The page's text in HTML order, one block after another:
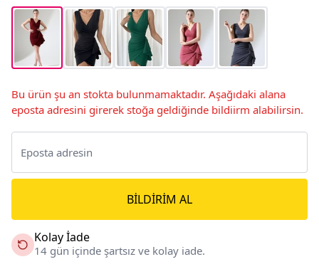
Bu ürün şu an stokta bulunmamaktadır. Aşağıdaki alana
eposta adresini girerek stoğa geldiğinde bildiirm alabilirsin.
BILDIRIM AL
Kolay İade
14 gün içinde şartsız ve kolay iade.